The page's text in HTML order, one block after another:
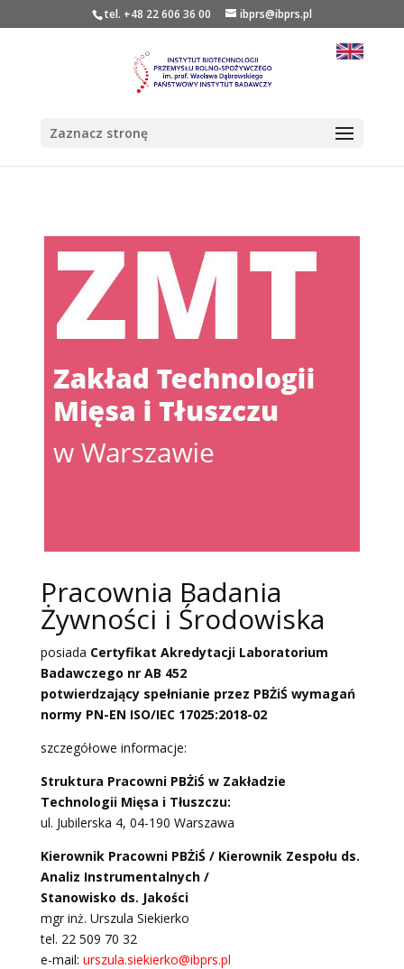
tel. +48 22 606 36 00 ibprs@ibprs.pl
Zaznacz stronę
Pracownia Badania
Żywności i Środowiska
posiada Certyfikat Akredytacji Laboratorium
Badawczego nr AB 452
potwierdzający spełnianie przez PBŻiŚ wymagań
normy PN-EN ISO/IEC 17025:2018-02
szczegółowe informacje:
Struktura Pracowni PBŻiŚ w Zakładzie
Technologii Mięsa i Tłuszczu:
ul. Jubilerska 4, 04-190 Warszawa
Kierownik Pracowni PBŻiŚ / Kierownik Zespołu ds.
Analiz Instrumentalnych /
Stanowisko ds. Jakości
mgr inż. Urszula Siekierko
tel. 22 509 70 32
e-mail: urszula.siekierko@ibprs.pl